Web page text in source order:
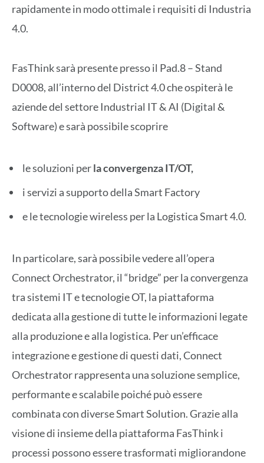
rapidamente in modo ottimale i requisiti di Industria
4.0.
FasThink sarà presente presso il Pad.8 – Stand
D0008, all’interno del District 4.0 che ospiterà le
aziende del settore Industrial IT & AI (Digital &
Software) e sarà possibile scoprire
le soluzioni perla convergenza IT/OT,
i servizi a supporto della Smart Factory
e le tecnologie wireless per la Logistica Smart 4.0.
In particolare, sarà possibile vedere all’opera
Connect Orchestrator, il “bridge” per la convergenza
tra sistemi IT e tecnologie OT, la piattaforma
dedicata alla gestione di tutte le informazioni legate
alla produzione e alla logistica. Per un’efficace
integrazione e gestione di questi dati, Connect
Orchestrator rappresenta una soluzione semplice,
performante e scalabile poiché può essere
combinata con diverse Smart Solution. Grazie alla
visione di insieme della piattaforma FasThink i
processi possono essere trasformati migliorandone